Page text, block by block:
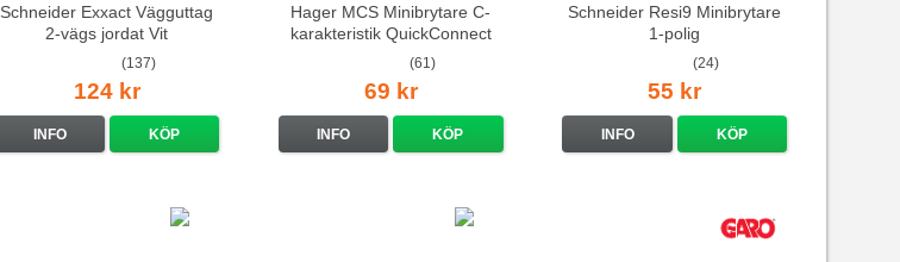
Schneider Exxact Vägguttag
2-vägs jordat Vit
standarduttag
(137)
124 kr
INFO KÖP
Hager MCS Minibrytare C-
karakteristik QuickConnect
(61)
69 kr
INFO KÖP
Schneider Resi9 Minibrytare
1-polig
(24)
55 kr
INFO KÖP